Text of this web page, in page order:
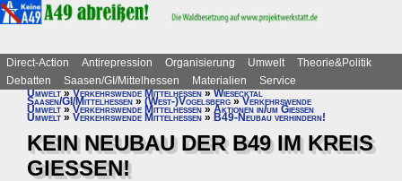
Direct-Action Antirepression Organisierung Umwelt
Theorie&Politik
Debatten
Saasen/GI/Mittelhessen Materialien
Service
Umwelt»Verkehrswende Mittelhessen»Wiesecktal
Saasen/GI/Mittelhessen » (West-)Vogelsberg » Verkehrswende
Umwelt » Verkehrswende Mittelhessen » Aktionen in/um Gießen
Umwelt » Verkehrswende Mittelhessen » B49-Neubau verhindern!
KEIN NEUBAU DER B49 IM KREIS
GIESSEN!